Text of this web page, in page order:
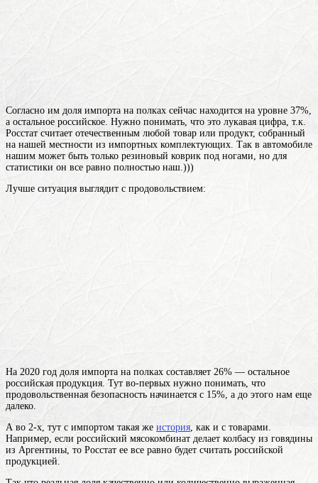
Согласно им доля импорта на полках сейчас находится на уровне 37%,
а остальное российское. Нужно понимать, что это лукавая цифра, т.к.
Росстат считает отечественным любой товар или продукт, собранный
на нашей местности из импортных комплектующих. Так в автомобиле
нашим может быть только резиновый коврик под ногами, но для
статистики он все равно полностью наш.)))
Лучше ситуация выглядит с продовольствием:
На 2020 год доля импорта на полках составляет 26% — остальное
российская продукция. Тут во-первых нужно понимать, что
продовольственная безопасность начинается с 15%, а до этого нам еще
далеко.
А во 2-х, тут с импортом такая же история, как и с товарами.
Например, если российский мясокомбинат делает колбасу из говядины
из Аргентины, то Росстат ее все равно будет считать российской
продукцией.